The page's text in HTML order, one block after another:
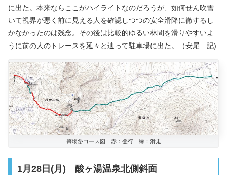
に出た。本来ならここがハイライトなのだろうが、如何せん吹雪
いて視界が悪く前に見える人を確認しつつの安全滑降に徹するし
かなかったのは残念。その後は比較的ゆるい林間を滑りやすいよ
うに前の人のトレースを延々と辿って駐車場に出た。（安尾 記)
箒場岱コース図 赤：登行 緑：滑走
1月28日(月) 酸ヶ湯温泉北側斜面